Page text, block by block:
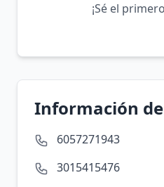
¡Sé el
Información
6057271943
3015415476